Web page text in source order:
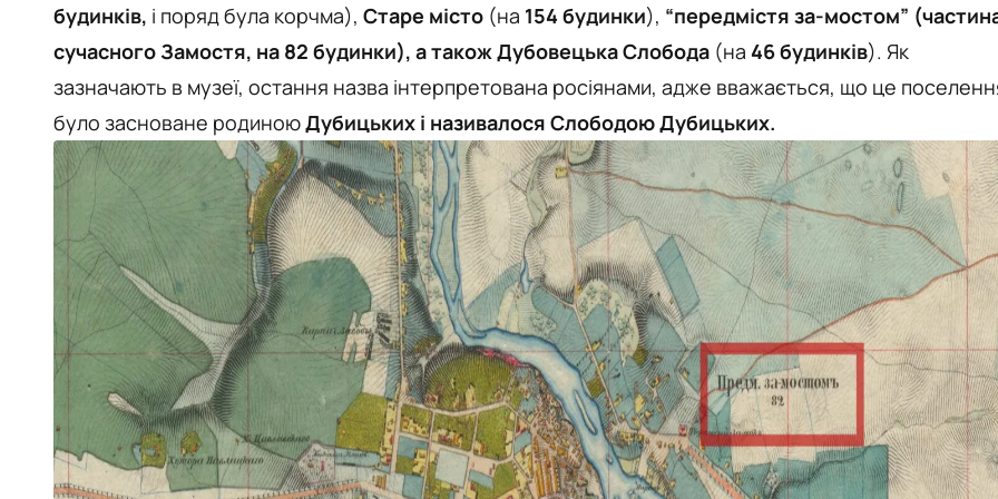
будинків, і поряд була корчма), Старе місто (на 154 будинки), “передмістя за-мостом”
сучасного Замостя, на 82 будинки), а також Дубовецька Слобода (на 46 будинків). Як
зазначають в музеї, остання назва інтерпретована росіянами, адже вважається, що це
було засноване родиноюДубицьких і називалося Слободою Дубицьких.